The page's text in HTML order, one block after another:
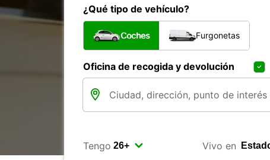
¿Qué tipo de vehículo?
Coches Furgonetas
Oficina de recogida y devolución
Tengo Vivo en